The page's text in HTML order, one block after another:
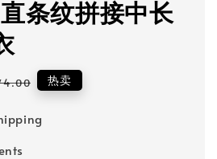
条纹拼接中长
热卖